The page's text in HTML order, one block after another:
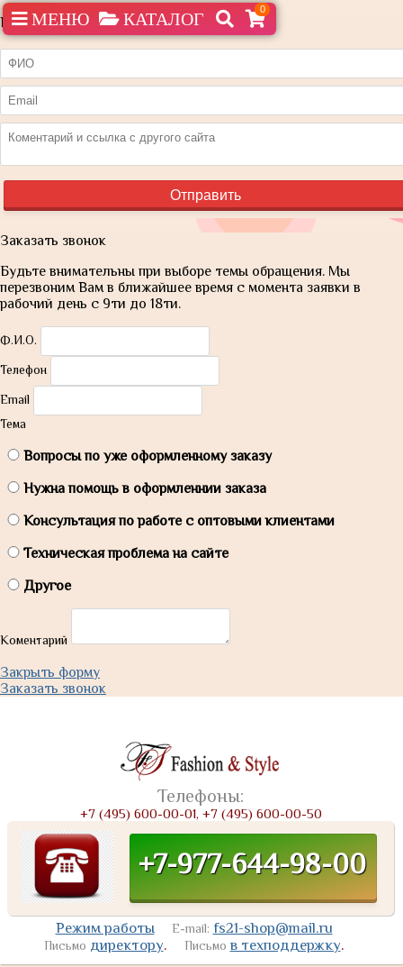
Нашли дешевле?
Заказать звонок
Будьте внимательны при выборе темы обращения. Мы
перезвоним Вам в ближайшее время с момента заявки в
рабочий день с 9ти до 18ти.
Ф.И.О.
Телефон
Email
Тема
Вопросы по уже оформленному заказу
Нужна помощь в оформленнии заказа
Консультация по работе с оптовыми клиентами
Техническая проблема на сайте
Другое
Коментарий
Закрыть форму
Заказать звонок
МЕНЮ КАТАЛОГ 0
Телефоны:
+7 (495) 600-00-01, +7 (495) 600-00-50
+7-977-644-98-00
Режим работы E-mail: fs21-shop@mail.ru
Письмо директору. Письмо в техподдержку.